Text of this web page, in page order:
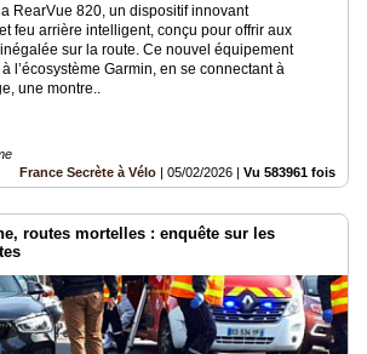
RearVue 820, un dispositif innovant
feu arrière intelligent, conçu pour offrir aux
sur la route. Ce nouvel équipement
l’écosystème Garmin, en se connectant à
une montre..
France Secrète à Vélo | 05/02/2026 | Vu 583961 fois
routes mortelles : enquête sur les